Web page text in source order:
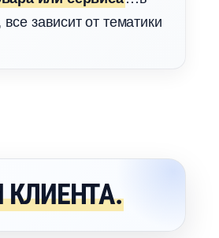
зависит от тематики